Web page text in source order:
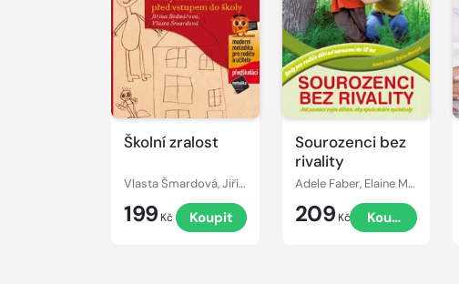
Školní zralost
Vlasta Šmardová, Jiřina Bednářová
199 Kč Koupit
Sourozenci bez
rivality
Adele Faber, Elaine Mazlish
209 Kč Koupit